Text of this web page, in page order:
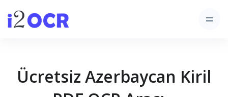
Ücretsiz Azerbaycan Kiril